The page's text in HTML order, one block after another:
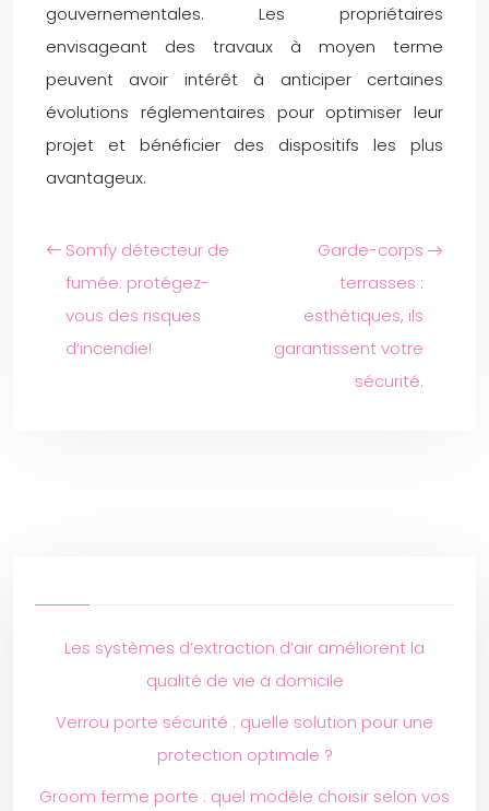
gouvernementales. Les propriétaires
envisageant des travaux à moyen terme
peuvent avoir intérêt à anticiper certaines
évolutions réglementaires pour optimiser leur
projet et bénéficier des dispositifs les plus
avantageux.
Somfy détecteur de
fumée: protégez-
vous des risques
d’incendie!
Garde-corps
terrasses :
esthétiques, ils
garantissent votre
sécurité.
Les systèmes d’extraction d’air améliorent la
qualité de vie à domicile
Verrou porte sécurité : quelle solution pour une
protection optimale ?
Groom ferme porte : quel modèle choisir selon vos